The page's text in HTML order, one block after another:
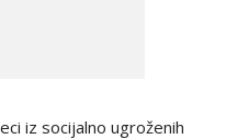
iz socijalno ugroženih